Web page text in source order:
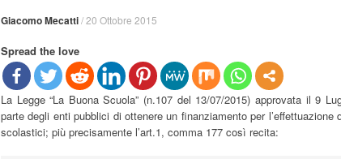
Giacomo Mecatti/20 Ottobre 2015
Spread the love
La Legge “La Buona Scuola” (n.107 del 13/07/2015) approvata il 9
parte degli enti pubblici di ottenere un finanziamento per
scolastici; più precisamente l’art.1, comma 177 così recita: